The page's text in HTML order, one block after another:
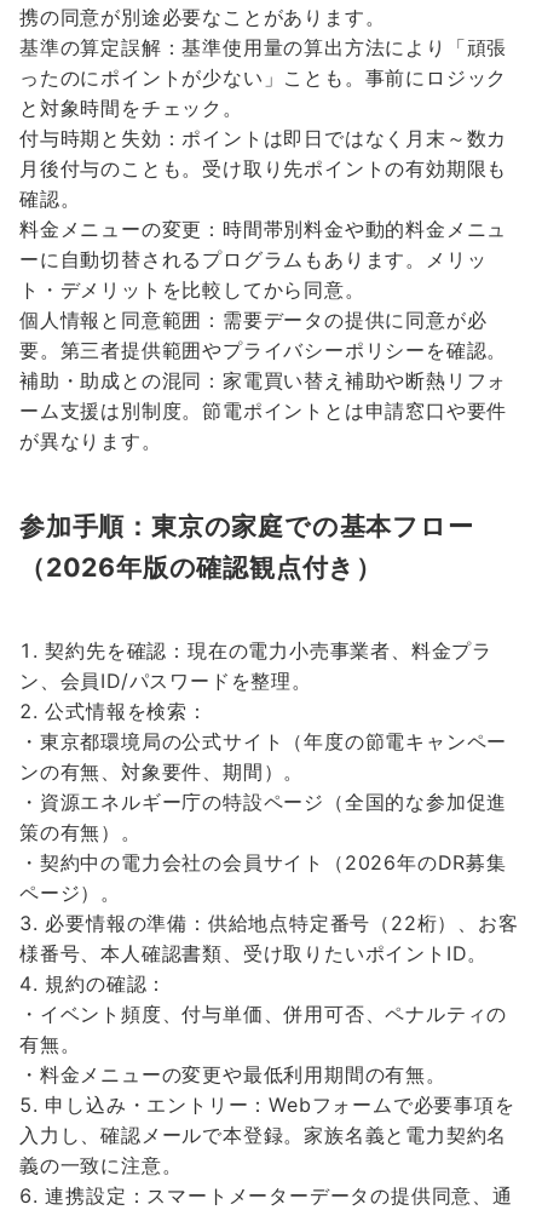
携の同意が別途必要なことがあります。
基準の算定誤解：基準使用量の算出方法により「頑張
ったのにポイントが少ない」ことも。事前にロジック
と対象時間をチェック。
付与時期と失効：ポイントは即日ではなく月末～数カ
月後付与のことも。受け取り先ポイントの有効期限も
確認。
料金メニューの変更：時間帯別料金や動的料金メニュ
ーに自動切替されるプログラムもあります。メリッ
ト・デメリットを比較してから同意。
個人情報と同意範囲：需要データの提供に同意が必
要。第三者提供範囲やプライバシーポリシーを確認。
補助・助成との混同：家電買い替え補助や断熱リフォ
ーム支援は別制度。節電ポイントとは申請窓口や要件
が異なります。
参加手順：東京の家庭での基本フロー
（2026年版の確認観点付き）
契約先を確認：現在の電力小売事業者、料金プラ
ン、会員ID/パスワードを整理。
公式情報を検索：
・東京都環境局の公式サイト（年度の節電キャンペー
ンの有無、対象要件、期間）。
・資源エネルギー庁の特設ページ（全国的な参加促進
策の有無）。
・契約中の電力会社の会員サイト（2026年のDR募集
ページ）。
必要情報の準備：供給地点特定番号（22桁）、お客
様番号、本人確認書類、受け取りたいポイントID。
規約の確認：
・イベント頻度、付与単価、併用可否、ペナルティの
有無。
・料金メニューの変更や最低利用期間の有無。
申し込み・エントリー：Webフォームで必要事項を
入力し、確認メールで本登録。家族名義と電力契約名
義の一致に注意。
連携設定：スマートメーターデータの提供同意、通